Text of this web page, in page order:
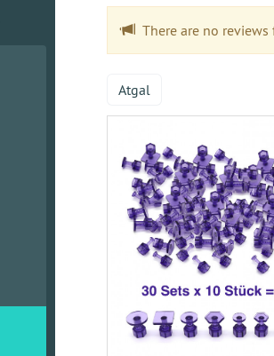
There are no reviews
Atgal